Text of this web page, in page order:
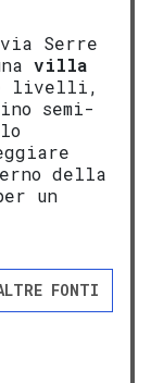
Serre
villa
livelli,
semi-
della
un
FONTI